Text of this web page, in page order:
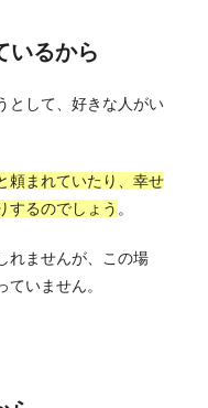
いるから
として、好きな人がい
頼まれていたり、幸せ
するのでしょう 。
れませんが、この場
いません。